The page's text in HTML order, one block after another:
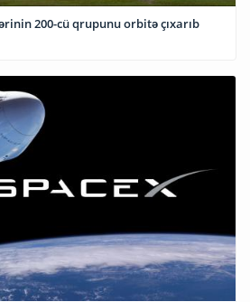
200-cü qrupunu orbitə çıxarıb